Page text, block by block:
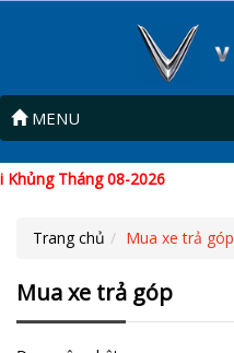
MENU
Tháng 08-2026
Trang chủ Mua xe trả góp
Mua xe trả góp